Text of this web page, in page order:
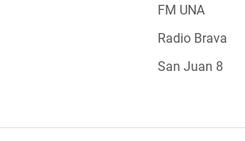
FM UNA
Radio Brava
San Juan 8